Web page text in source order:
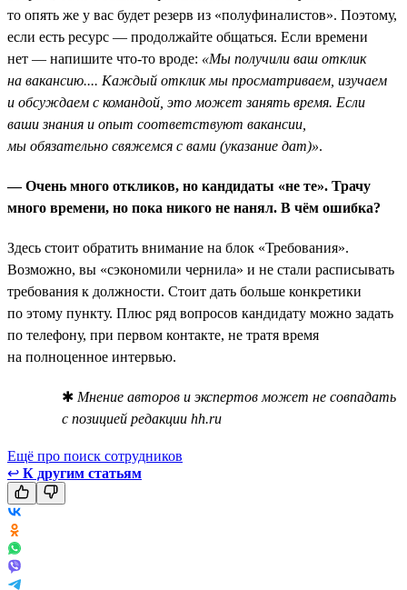
то опять же у вас будет резерв из «полуфиналистов». Поэтому,
если есть ресурс — продолжайте общаться. Если времени
нет — напишите что-то вроде: «Мы получили ваш отклик
на вакансию.... Каждый отклик мы просматриваем, изучаем
и обсуждаем с командой, это может занять время. Если
ваши знания и опыт соответствуют вакансии,
мы обязательно свяжемся с вами (указание дат)».
— Очень много откликов, но кандидаты «не те». Трачу
много времени, но пока никого не нанял. В чём ошибка?
Здесь стоит обратить внимание на блок «Требования».
Возможно, вы «сэкономили чернила» и не стали расписывать
требования к должности. Стоит дать больше конкретики
по этому пункту. Плюс ряд вопросов кандидату можно задать
по телефону, при первом контакте, не тратя время
на полноценное интервью.
✱ Мнение авторов и экспертов может не совпадать
с позицией редакции hh.ru
Ещё про поиск сотрудников
↩ К другим статьям